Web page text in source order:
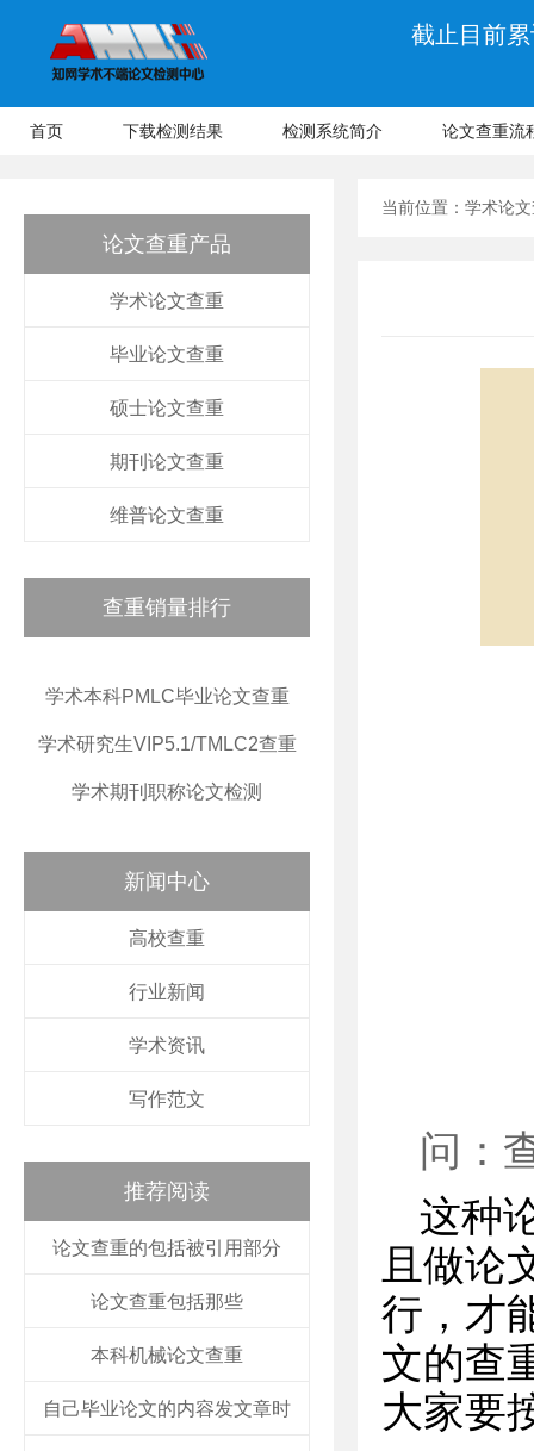
截止目前
首页 下载检测结果 检测系统简介 论文查重流
论文查重产品
学术论文查重
毕业论文查重
硕士论文查重
期刊论文查重
维普论文查重
查重销量排行
学术本科PMLC毕业论文查重
学术研究生VIP5.1/TMLC2查重
学术期刊职称论文检测
新闻中心
高校查重
行业新闻
学术资讯
写作范文
推荐阅读
论文查重的包括被引用部分
论文查重包括那些
本科机械论文查重
自己毕业论文的内容发文章时
当前位置： 学术论
问：
这种
且做论
行，才
文的查
大家要